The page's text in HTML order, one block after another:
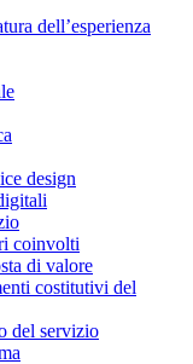
dell’esperienza
design
coinvolti
di valore
costitutivi del
del servizio